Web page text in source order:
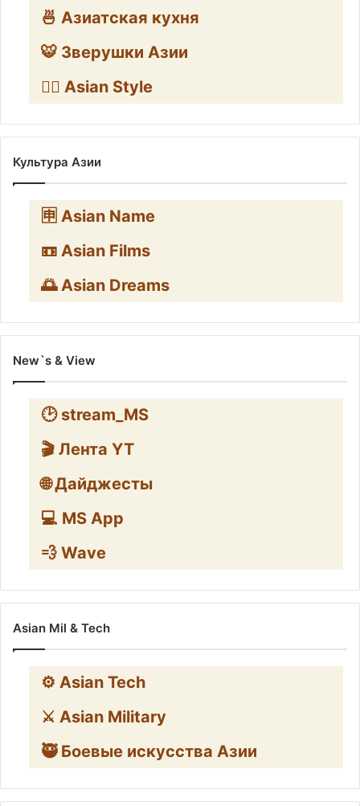
🍜 Азиатская кухня
🐯 Зверушки Азии
🧛‍♂️ Asian Style
Культура Азии
🈸 Asian Name
📼 Asian Films
🌅 Asian Dreams
New`s & View
🕑 stream_MS
🎬 Лента YT
🌐 Дайджесты
💻 MS App
💨 Wave
Asian Mil & Tech
⚙️ Asian Tech
⚔️ Asian Military
🥷 Боевые искусства Азии